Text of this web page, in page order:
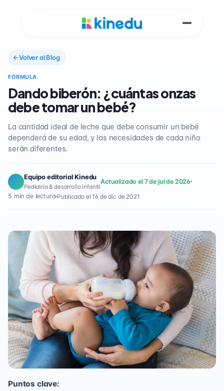
Volver al Blog
FÓRMULA
Dando biberón: ¿cuántas onzas
debe tomar un bebé?
La cantidad ideal de leche que debe consumir un bebé
dependerá de su edad, y las necesidades de cada niño
serán diferentes.
Equipo editorial Kinedu
Pediatría & desarrollo infantil
Actualizado el 7 de jul de 2026
5 min de lectura Publicado el 16 de dic de 2021
Puntos clave: